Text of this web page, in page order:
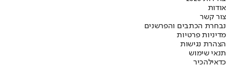
אודות
צור קשר
נבחרת הכתבים והפרשנים
מדיניות פרטיות
הצהרת נגישות
תנאי שימוש
כדאילהכיר